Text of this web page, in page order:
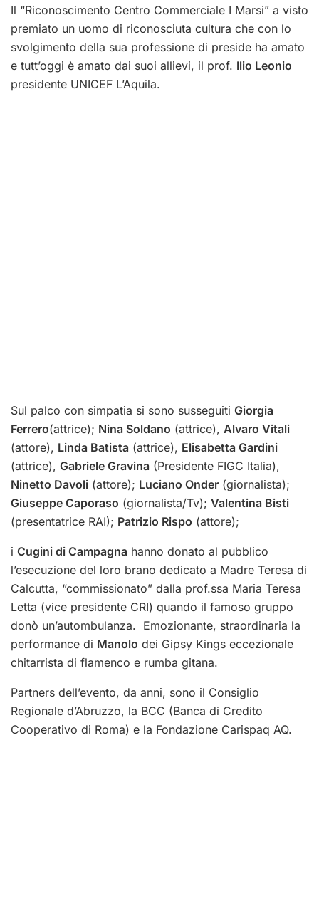
Il “Riconoscimento Centro Commerciale I Marsi” a visto
premiato un uomo di riconosciuta cultura che con lo
svolgimento della sua professione di preside ha amato
e tutt’oggi è amato dai suoi allievi, il prof. Ilio Leonio
presidente UNICEF L’Aquila.
Sul palco con simpatia si sono susseguiti Giorgia
Ferrero(attrice); Nina Soldano (attrice), Alvaro Vitali
(attore), Linda Batista (attrice), Elisabetta Gardini
(attrice), Gabriele Gravina (Presidente FIGC Italia),
Ninetto Davoli (attore); Luciano Onder (giornalista);
Giuseppe Caporaso (giornalista/Tv); Valentina Bisti
(presentatrice RAI); Patrizio Rispo (attore);
i Cugini di Campagna hanno donato al pubblico
l’esecuzione del loro brano dedicato a Madre Teresa di
Calcutta, “commissionato” dalla prof.ssa Maria Teresa
Letta (vice presidente CRI) quando il famoso gruppo
donò un’autombulanza. Emozionante, straordinaria la
performance di Manolo dei Gipsy Kings eccezionale
chitarrista di flamenco e rumba gitana.
Partners dell’evento, da anni, sono il Consiglio
Regionale d’Abruzzo, la BCC (Banca di Credito
Cooperativo di Roma) e la Fondazione Carispaq AQ.